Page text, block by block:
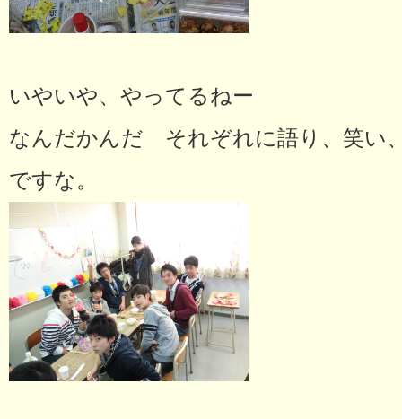
いやいや、やってるねー
なんだかんだ それぞれに語り、笑い
ですな。